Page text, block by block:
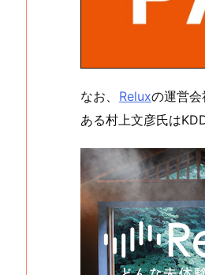
なお、 Reluxの運営
ある村上文彦氏は